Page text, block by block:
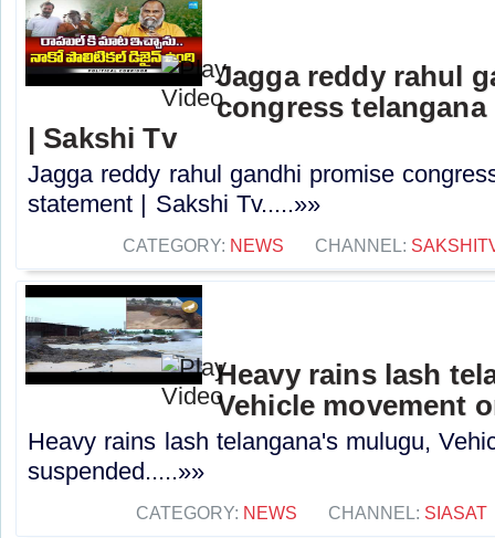
Jagga reddy rahul
congress
| Sakshi Tv
Jagga reddy rahul gandhi promise
statement | Sakshi Tv.....»»
CATEGORY: NEWS CHANNEL:
Heavy rains lash
Vehicle movement
Heavy rains lash telangana's mulugu,
suspended.....»»
CATEGORY: NEWS CHANNEL: SIASAT